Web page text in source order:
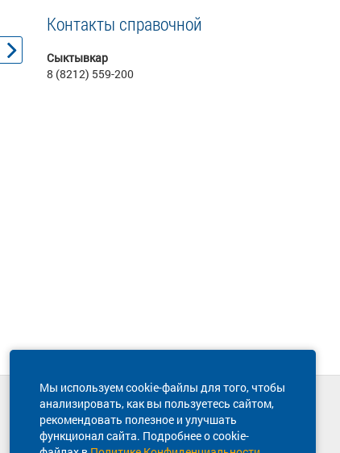
Контакты справочной
Сыктывкар
8 (8212) 559-200
Мы используем cookie-файлы для того, чтобы
анализировать, как вы пользуетесь сайтом,
рекомендовать полезное и улучшать
функционал сайта. Подробнее о cookie-
Техническая поддержка сайта
8 800 600-03-38